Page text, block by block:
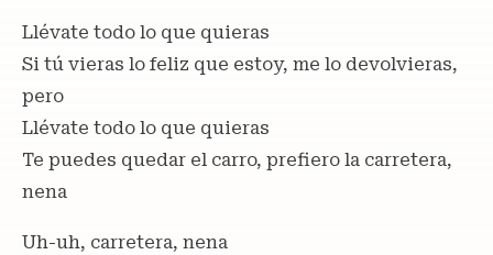
Llévate todo lo que quieras
Si tú vieras lo feliz que estoy, me lo devolvieras,
pero
Llévate todo lo que quieras
Te puedes quedar el carro, prefiero la carretera,
nena
Uh-uh, carretera, nena